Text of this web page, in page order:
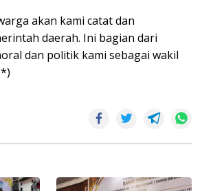
akan kami catat dan
daerah. Ini bagian dari
dan politik kami sebagai wakil